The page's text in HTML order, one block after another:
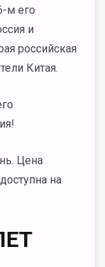
м его
и
российская
Китая.
Цена
на